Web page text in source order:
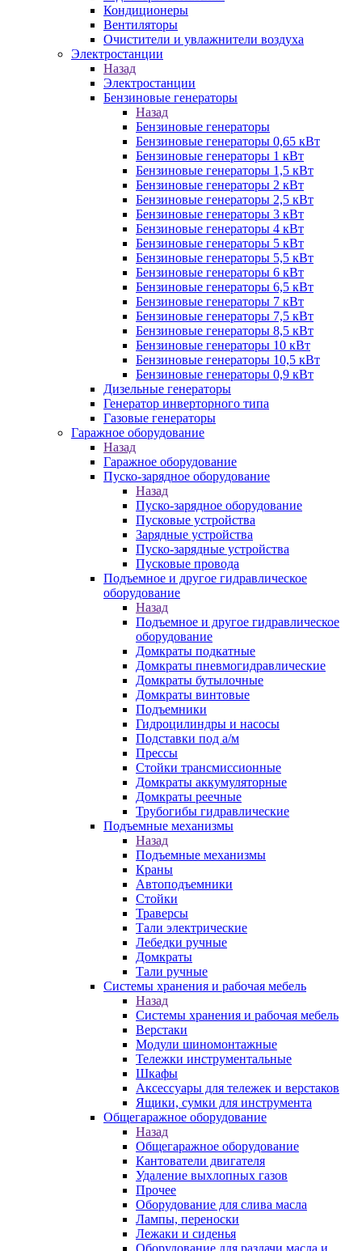
Кондиционеры
Вентиляторы
Очистители и увлажнители воздуха
Электростанции
Назад
Электростанции
Бензиновые генераторы
Назад
Бензиновые генераторы
Бензиновые генераторы 0,65 кВт
Бензиновые генераторы 1 кВт
Бензиновые генераторы 1,5 кВт
Бензиновые генераторы 2 кВт
Бензиновые генераторы 2,5 кВт
Бензиновые генераторы 3 кВт
Бензиновые генераторы 4 кВт
Бензиновые генераторы 5 кВт
Бензиновые генераторы 5,5 кВт
Бензиновые генераторы 6 кВт
Бензиновые генераторы 6,5 кВт
Бензиновые генераторы 7 кВт
Бензиновые генераторы 7,5 кВт
Бензиновые генераторы 8,5 кВт
Бензиновые генераторы 10 кВт
Бензиновые генераторы 10,5 кВт
Бензиновые генераторы 0,9 кВт
Дизельные генераторы
Генератор инверторного типа
Газовые генераторы
Гаражное оборудование
Назад
Гаражное оборудование
Пуско-зарядное оборудование
Назад
Пуско-зарядное оборудование
Пусковые устройства
Зарядные устройства
Пуско-зарядные устройства
Пусковые провода
Подъемное и другое гидравлическое
оборудование
Назад
Подъемное и другое гидравлическое
оборудование
Домкраты подкатные
Домкраты пневмогидравлические
Домкраты бутылочные
Домкраты винтовые
Подъемники
Гидроцилиндры и насосы
Подставки под а/м
Прессы
Стойки трансмиссионные
Домкраты аккумуляторные
Домкраты реечные
Трубогибы гидравлические
Подъемные механизмы
Назад
Подъемные механизмы
Краны
Автоподъемники
Стойки
Траверсы
Тали электрические
Лебедки ручные
Домкраты
Тали ручные
Системы хранения и рабочая мебель
Назад
Системы хранения и рабочая мебель
Верстаки
Модули шиномонтажные
Тележки инструментальные
Шкафы
Аксессуары для тележек и верстаков
Ящики, сумки для инструмента
Общегаражное оборудование
Назад
Общегаражное оборудование
Кантователи двигателя
Удаление выхлопных газов
Прочее
Оборудование для слива масла
Лампы, переноски
Лежаки и сиденья
Оборудование для раздачи масла и